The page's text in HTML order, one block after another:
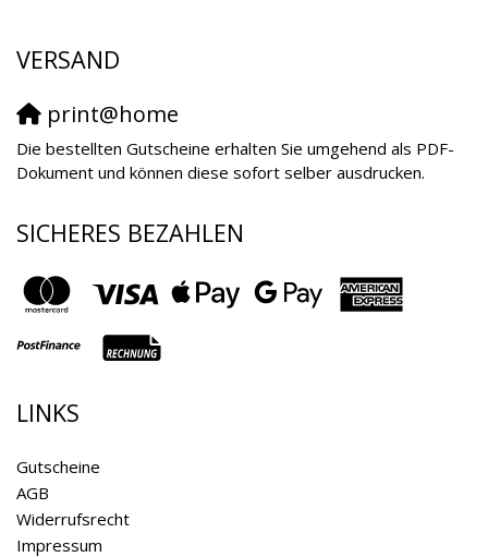
VERSAND
print@home
Die bestellten Gutscheine erhalten Sie umgehend als PDF-
Dokument und können diese sofort selber ausdrucken.
SICHERES BEZAHLEN
LINKS
Gutscheine
AGB
Widerrufsrecht
Impressum